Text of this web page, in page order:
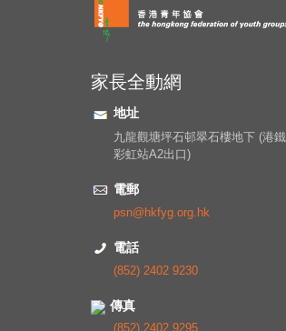
家長全動網
地址
九龍觀塘坪石邨翠石樓地下 (港鐵
彩虹站A2出口)
電郵
psn@hkfyg.org.hk
電話
(852) 2402 9230
傳真
(852) 2402 9295